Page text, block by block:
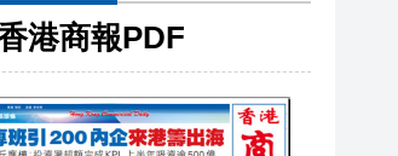
港商報PDF